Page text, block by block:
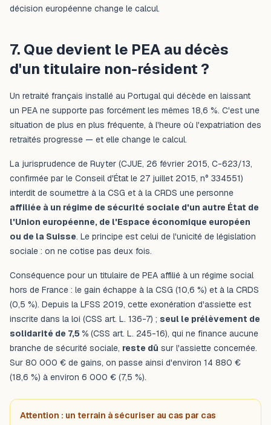
décision européenne change le calcul.
7. Que devient le PEA au décès
d'un titulaire non-résident ?
Un retraité français installé au Portugal qui décède en laissant
un PEA ne supporte pas forcément les mêmes 18,6 %. C'est une
situation de plus en plus fréquente, à l'heure où l'expatriation des
retraités progresse — et elle change le calcul.
La jurisprudence de Ruyter (CJUE, 26 février 2015, C-623/13,
confirmée par le Conseil d'État le 27 juillet 2015, n° 334551)
interdit de soumettre à la CSG et à la CRDS une personne
affiliée à un régime de sécurité sociale d'un autre État de
l'Union européenne, de l'Espace économique européen
ou de la Suisse. Le principe est celui de l'unicité de législation
sociale : on ne cotise pas deux fois.
Conséquence pour un titulaire de PEA affilié à un régime social
hors de France : le gain échappe à la CSG (10,6 %) et à la CRDS
(0,5 %). Depuis la LFSS 2019, cette exonération d'assiette est
inscrite dans la loi (CSS art. L. 136-7) ; seul le prélèvement de
solidarité de 7,5 % (CSS art. L. 245-16), qui ne finance aucune
branche de sécurité sociale, reste dû sur l'assiette concernée.
Sur 80 000 € de gains, on passe ainsi d'environ 14 880 €
(18,6 %) à environ 6 000 € (7,5 %).
Attention : un terrain à sécuriser au cas par cas